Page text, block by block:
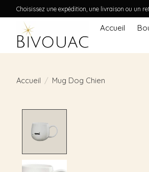
Choisissez une expédition, une livraison ou un
Accueil
Accueil / Mug Dog Chien